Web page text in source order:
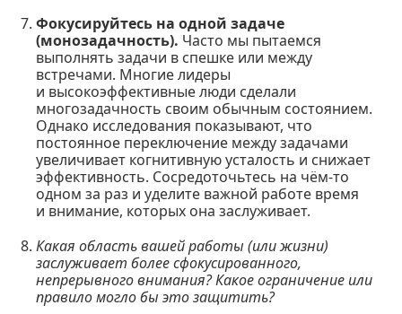
Фокусируйтесь на одной задаче
(монозадачность). Часто мы пытаемся
выполнять задачи в спешке или между
встречами. Многие лидеры
и высокоэффективные люди сделали
многозадачность своим обычным состоянием.
Однако исследования показывают, что
постоянное переключение между задачами
увеличивает когнитивную усталость и снижает
эффективность. Сосредоточьтесь на чём-то
одном за раз и уделите важной работе время
и внимание, которых она заслуживает.
Какая область вашей работы (или жизни)
заслуживает более сфокусированного,
непрерывного внимания? Какое ограничение или
правило могло бы это защитить?